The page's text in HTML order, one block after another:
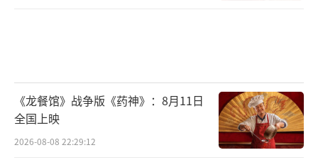
《龙餐馆》战争版《药神》：8月11日
全国上映
2026-08-08 22:29:12